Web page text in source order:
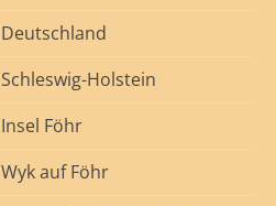
Deutschland
Schleswig-Holstein
Insel Föhr
Wyk auf Föhr